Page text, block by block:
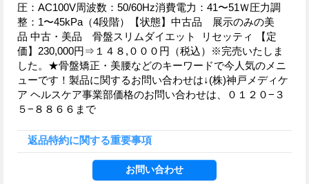
圧：AC100V周波数：50/60Hz消費電力：41〜51Ｗ圧力調
整：1〜45kPa（4段階）【状態】中古品 展示のみの美
品 中古・美品 骨盤スリムダイエット リセッティ 【定
価】230,000円⇒１４８,０００円（税込）※完売いたしま
した。★骨盤矯正・美腰などのキーワードで今人気のメニ
ューです！製品に関するお問い合わせは↓(株)神戸メディケ
ア ヘルスケア事業部価格のお問い合わせは、０１２０−３
５−８８６６まで
返品特約に関する重要事項